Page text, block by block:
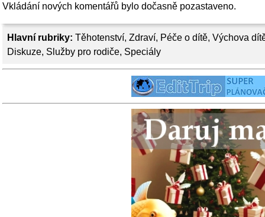
Hlavní rubriky: Těhotenství, Zdraví, Péče o dítě, Výchova
Diskuze, Služby pro rodiče, Speciály
Vkládání nových komentářů bylo dočasně pozastaveno.